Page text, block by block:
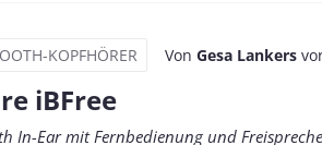
KOPFHÖRER Von Gesa Lankers
iBFree
In-Ear mit Fernbedienung und